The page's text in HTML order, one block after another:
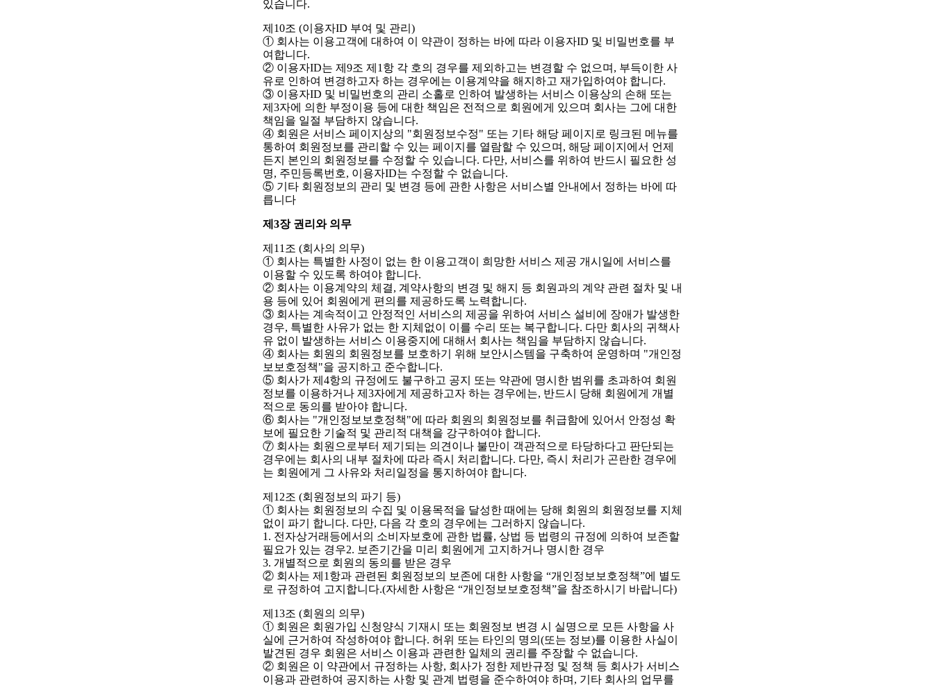
있습니다.
제10조 (이용자ID 부여 및 관리)
① 회사는 이용고객에 대하여 이 약관이 정하는 바에 따라 이용자ID 및 비밀번호를 부
여합니다.
② 이용자ID는 제9조 제1항 각 호의 경우를 제외하고는 변경할 수 없으며, 부득이한 사
유로 인하여 변경하고자 하는 경우에는 이용계약을 해지하고 재가입하여야 합니다.
③ 이용자ID 및 비밀번호의 관리 소홀로 인하여 발생하는 서비스 이용상의 손해 또는
제3자에 의한 부정이용 등에 대한 책임은 전적으로 회원에게 있으며 회사는 그에 대한
책임을 일절 부담하지 않습니다.
④ 회원은 서비스 페이지상의 "회원정보수정" 또는 기타 해당 페이지로 링크된 메뉴를
통하여 회원정보를 관리할 수 있는 페이지를 열람할 수 있으며, 해당 페이지에서 언제
든지 본인의 회원정보를 수정할 수 있습니다. 다만, 서비스를 위하여 반드시 필요한 성
명, 주민등록번호, 이용자ID는 수정할 수 없습니다.
⑤ 기타 회원정보의 관리 및 변경 등에 관한 사항은 서비스별 안내에서 정하는 바에 따
릅니다
제3장 권리와 의무
제11조 (회사의 의무)
① 회사는 특별한 사정이 없는 한 이용고객이 희망한 서비스 제공 개시일에 서비스를
이용할 수 있도록 하여야 합니다.
② 회사는 이용계약의 체결, 계약사항의 변경 및 해지 등 회원과의 계약 관련 절차 및 내
용 등에 있어 회원에게 편의를 제공하도록 노력합니다.
③ 회사는 계속적이고 안정적인 서비스의 제공을 위하여 서비스 설비에 장애가 발생한
경우, 특별한 사유가 없는 한 지체없이 이를 수리 또는 복구합니다. 다만 회사의 귀책사
유 없이 발생하는 서비스 이용중지에 대해서 회사는 책임을 부담하지 않습니다.
④ 회사는 회원의 회원정보를 보호하기 위해 보안시스템을 구축하여 운영하며 "개인정
보보호정책"을 공지하고 준수합니다.
⑤ 회사가 제4항의 규정에도 불구하고 공지 또는 약관에 명시한 범위를 초과하여 회원
정보를 이용하거나 제3자에게 제공하고자 하는 경우에는, 반드시 당해 회원에게 개별
적으로 동의를 받아야 합니다.
⑥ 회사는 "개인정보보호정책"에 따라 회원의 회원정보를 취급함에 있어서 안정성 확
보에 필요한 기술적 및 관리적 대책을 강구하여야 합니다.
⑦ 회사는 회원으로부터 제기되는 의견이나 불만이 객관적으로 타당하다고 판단되는
경우에는 회사의 내부 절차에 따라 즉시 처리합니다. 다만, 즉시 처리가 곤란한 경우에
는 회원에게 그 사유와 처리일정을 통지하여야 합니다.
제12조 (회원정보의 파기 등)
① 회사는 회원정보의 수집 및 이용목적을 달성한 때에는 당해 회원의 회원정보를 지체
없이 파기 합니다. 다만, 다음 각 호의 경우에는 그러하지 않습니다.
1. 전자상거래등에서의 소비자보호에 관한 법률, 상법 등 법령의 규정에 의하여 보존할
필요가 있는 경우2. 보존기간을 미리 회원에게 고지하거나 명시한 경우
3. 개별적으로 회원의 동의를 받은 경우
② 회사는 제1항과 관련된 회원정보의 보존에 대한 사항을 “개인정보보호정책”에 별도
로 규정하여 고지합니다.(자세한 사항은 “개인정보보호정책”을 참조하시기 바랍니다)
제13조 (회원의 의무)
① 회원은 회원가입 신청양식 기재시 또는 회원정보 변경 시 실명으로 모든 사항을 사
실에 근거하여 작성하여야 합니다. 허위 또는 타인의 명의(또는 정보)를 이용한 사실이
발견된 경우 회원은 서비스 이용과 관련한 일체의 권리를 주장할 수 없습니다.
② 회원은 이 약관에서 규정하는 사항, 회사가 정한 제반규정 및 정책 등 회사가 서비스
이용과 관련하여 공지하는 사항 및 관계 법령을 준수하여야 하며, 기타 회사의 업무를